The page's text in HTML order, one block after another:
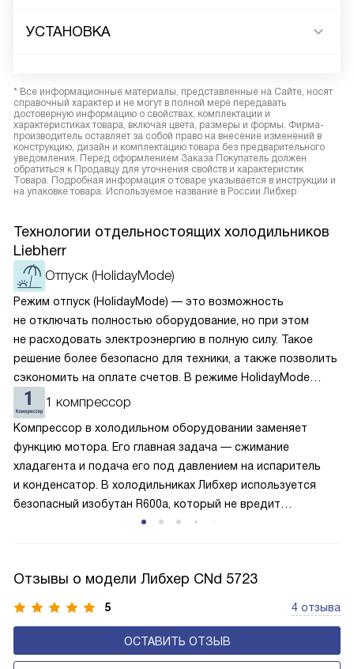
УСТАНОВКА
* Все информационные материалы, представленные на Сайте, носят
справочный характер и не могут в полной мере передавать
достоверную информацию о свойствах, комплектации и
характеристиках товара, включая цвета, размеры и формы. Фирма-
производитель оставляет за собой право на внесение изменений в
конструкцию, дизайн и комплектацию товара без предварительного
уведомления. Перед оформлением Заказа Покупатель должен
обратиться к Продавцу для уточнения свойств и характеристик
Товара. Подробная информация о товаре указывается в инструкции и
на упаковке товара. Используемое название в России Либхер
Технологии отдельностоящих холодильников
Liebherr
Отпуск (HolidayMode)
Режим отпуск (HolidayMode) — это возможность
не отключать полностью оборудование, но при этом
не расходовать электроэнергию в полную силу. Такое
решение более безопасно для техники, а также позволить
сэкономить на оплате счетов. В режиме HolidayMode
вентилятор и суперохлаждение не работают, а в камере
устанавливается температура в районе +15 градусов. Это
позволяет сохранить продукты на определённое время
и избежать появление неприятных запахов.
1 компрессор
Компрессор в холодильном оборудовании заменяет
функцию мотора. Его главная задача — сжимание
хладагента и подача его под давлением на испаритель
и конденсатор. В холодильниках Либхер используется
безопасный изобутан R600a, который не вредит
окружающей среде. Компрессор перегоняет его
и быстрее происходит охлаждение, затрачивается
Отзывы о модели Либхер CNd 5723
5 4 отзыва
ОСТАВИТЬ ОТЗЫВ